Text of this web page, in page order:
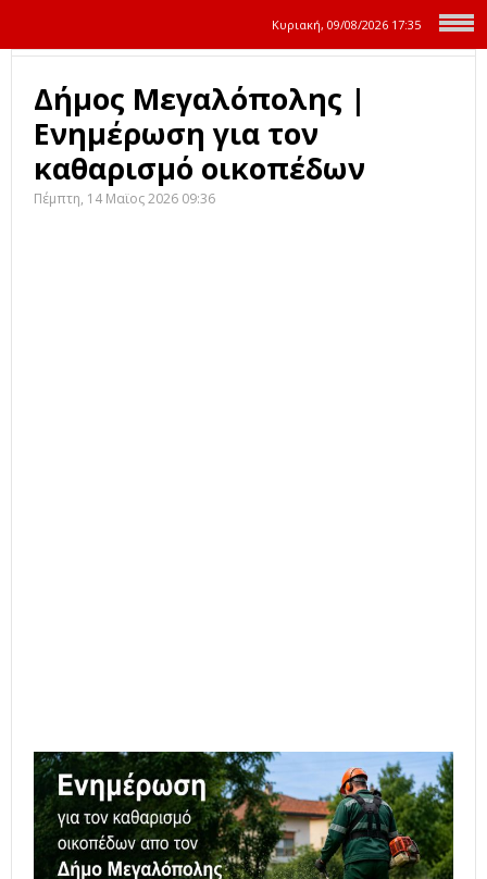
Κυριακή, 09/08/2026 17:35
Δήμος Μεγαλόπολης |
Ενημέρωση για τον
καθαρισμό οικοπέδων
Πέμπτη, 14 Μαϊος 2026 09:36